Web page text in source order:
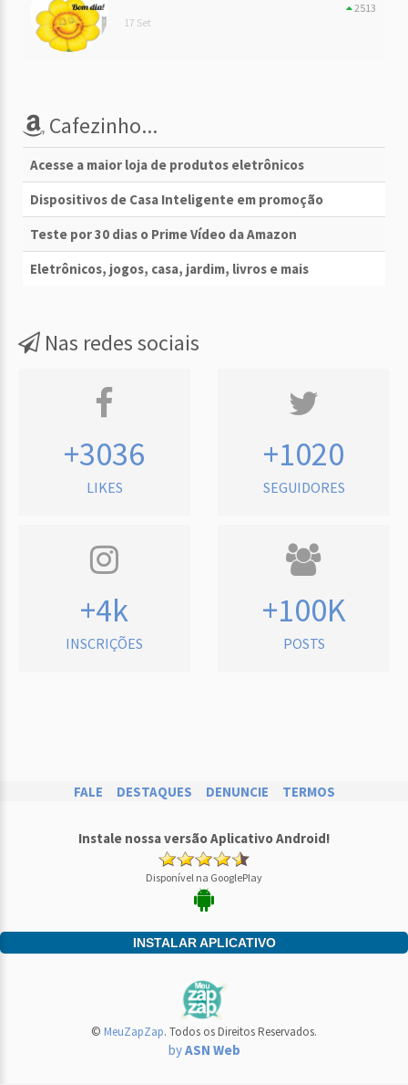
17 Set
2513
Cafezinho...
Acesse a maior loja de produtos eletrônicos
Dispositivos de Casa Inteligente em promoção
Teste por 30 dias o Prime Vídeo da Amazon
Eletrônicos, jogos, casa, jardim, livros e mais
Nas redes sociais
+3036
LIKES
+1020
SEGUIDORES
+4k
INSCRIÇÕES
+100K
POSTS
FALE DESTAQUES DENUNCIE TERMOS
Instale nossa versão Aplicativo Android!
Disponível na GooglePlay
INSTALAR APLICATIVO
© MeuZapZap. Todos os Direitos Reservados.
byASN Web